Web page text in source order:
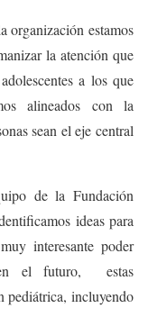
organización estamos
la atención que
a los que
alineados con la
sean el eje central
de la Fundación
ideas para
interesante poder
en el futuro, estas
pediátrica, incluyendo